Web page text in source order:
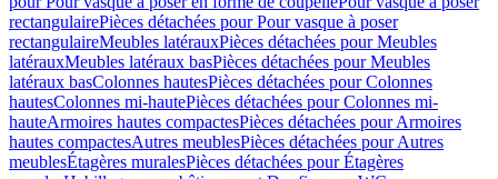
rectangulairePièces détachées pour Pour vasque à poser
rectangulaireMeubles latérauxPièces détachées pour Meubles
latérauxMeubles latéraux basPièces détachées pour Meubles
latéraux basColonnes hautesPièces détachées pour Colonnes
hautesColonnes mi-hautePièces détachées pour Colonnes mi-
hauteArmoires hautes compactesPièces détachées pour Armoires
hautes compactesAutres meublesPièces détachées pour Autres
meublesÉtagères muralesPièces détachées pour Étagères